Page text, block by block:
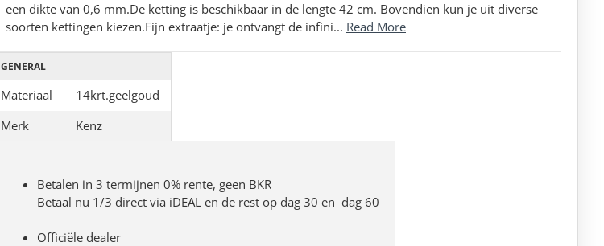
een dikte van 0,6 mm.De ketting is beschikbaar in de lengte 42 cm. Bovendien kun je uit diverse
soorten kettingen kiezen.Fijn extraatje: je ontvangt de infini... Read More
GENERAL
Materiaal
14krt.geelgoud
Merk
Kenz
Betalen in 3 termijnen 0% rente, geen BKR
Betaal nu 1/3 direct via iDEAL en de rest op dag 30 en dag 60
Officiële dealer